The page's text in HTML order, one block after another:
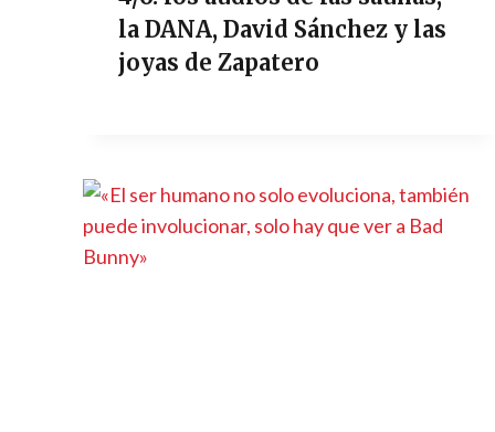
la DANA, David Sánchez y las
joyas de Zapatero